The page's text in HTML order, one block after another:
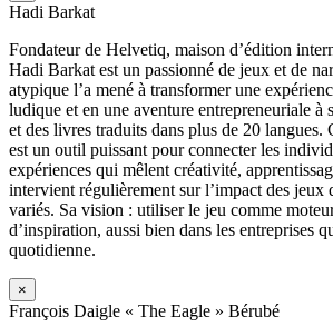
Hadi Barkat
Fondateur de Helvetiq, maison d’édition
Hadi Barkat est un passionné de jeux et de
atypique l’a mené à transformer une
ludique et en une aventure entrepreneuriale à
et des livres traduits dans plus de 20 langues.
est un outil puissant pour connecter les
expériences qui mêlent créativité,
intervient régulièrement sur l’impact des jeux
variés. Sa vision : utiliser le jeu comme
d’inspiration, aussi bien dans les entreprises
quotidienne.
×
François Daigle « The Eagle » Bérubé